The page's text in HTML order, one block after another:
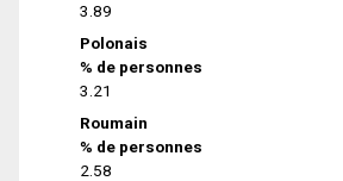
3.89
Polonais
% de personnes
3.21
Roumain
% de personnes
2.58